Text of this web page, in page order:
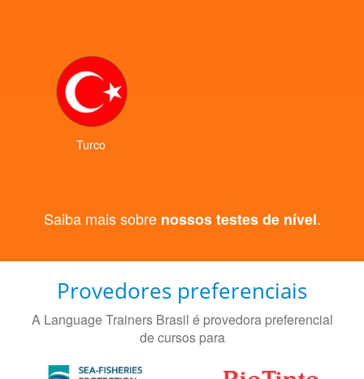
Turco
Saiba mais sobre nossos testes de nível.
Provedores preferenciais
A Language Trainers Brasil é provedora preferencial
de cursos para